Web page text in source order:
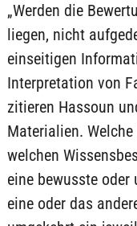
„Werden die
liegen, nicht
einseitigen
Interpretation von
zitieren Hassoun
Materialien.
welchen
eine bewusste oder
eine oder das